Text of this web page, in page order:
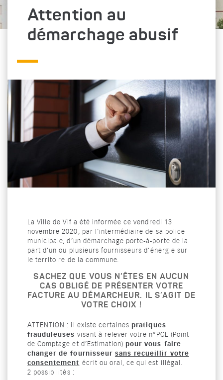
Attention au
démarchage abusif
La Ville de Vif a été informée ce vendredi 13
novembre 2020, par l’intermédiaire de sa police
municipale, d’un démarchage porte-à-porte de la
part d’un ou plusieurs fournisseurs d’énergie sur
le territoire de la commune.
SACHEZ QUE VOUS N’ÊTES EN AUCUN
CAS OBLIGÉ DE PRÉSENTER VOTRE
FACTURE AU DÉMARCHEUR. IL S’AGIT DE
VOTRE CHOIX !
ATTENTION : il existe certaines pratiques
frauduleuses visant à relever votre n°PCE (Point
de Comptage et d’Estimation) pour vous faire
changer de fournisseur sans recueillir votre
consentement écrit ou oral, ce qui est illégal.
2 possibilités :